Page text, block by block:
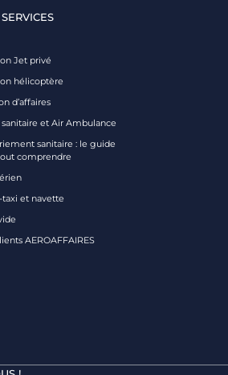
Jet privé
hélicoptère
d’affaires
et Air Ambulance
sanitaire : le guide
comprendre
taxi et navette
AEROAFFAIRES